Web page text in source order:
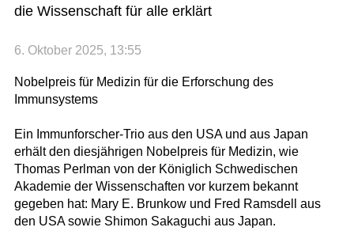
die Wissenschaft für alle erklärt
6. Oktober 2025, 13:55
Nobelpreis für Medizin für die Erforschung des
Immunsystems
Ein Immunforscher-Trio aus den USA und aus Japan
erhält den diesjährigen Nobelpreis für Medizin, wie
Thomas Perlman von der Königlich Schwedischen
Akademie der Wissenschaften vor kurzem bekannt
gegeben hat: Mary E. Brunkow und Fred Ramsdell aus
den USA sowie Shimon Sakaguchi aus Japan.